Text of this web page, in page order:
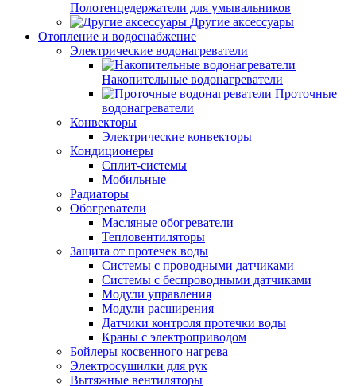
Полотенцедержатели для умывальников
Другие аксессуары
Отопление и водоснабжение
Электрические водонагреватели
Накопительные водонагреватели
Проточные
водонагреватели
Конвекторы
Электрические конвекторы
Кондиционеры
Сплит-системы
Мобильные
Радиаторы
Обогреватели
Масляные обогреватели
Тепловентиляторы
Защита от протечек воды
Системы с проводными датчиками
Системы с беспроводными датчиками
Модули управления
Модули расширения
Датчики контроля протечки воды
Краны с электроприводом
Бойлеры косвенного нагрева
Электросушилки для рук
Вытяжные вентиляторы